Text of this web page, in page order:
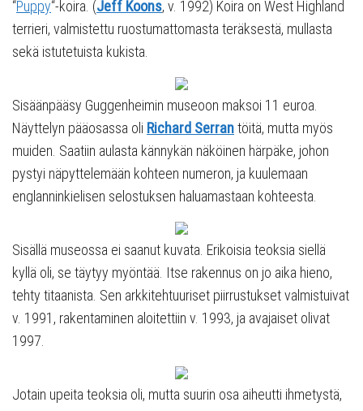
“Puppy“-koira. (Jeff Koons, v. 1992) Koira on West Highland
terrieri, valmistettu ruostumattomasta teräksestä, mullasta
sekä istutetuista kukista.
Sisäänpääsy Guggenheimin museoon maksoi 11 euroa.
Näyttelyn pääosassa oli Richard Serrantöitä, mutta myös
muiden. Saatiin aulasta kännykän näköinen härpäke, johon
pystyi näpyttelemään kohteen numeron, ja kuulemaan
englanninkielisen selostuksen haluamastaan kohteesta.
Sisällä museossa ei saanut kuvata. Erikoisia teoksia siellä
kyllä oli, se täytyy myöntää. Itse rakennus on jo aika hieno,
tehty titaanista. Sen arkkitehtuuriset piirrustukset valmistuivat
v. 1991, rakentaminen aloitettiin v. 1993, ja avajaiset olivat
1997.
Jotain upeita teoksia oli, mutta suurin osa aiheutti ihmetystä,